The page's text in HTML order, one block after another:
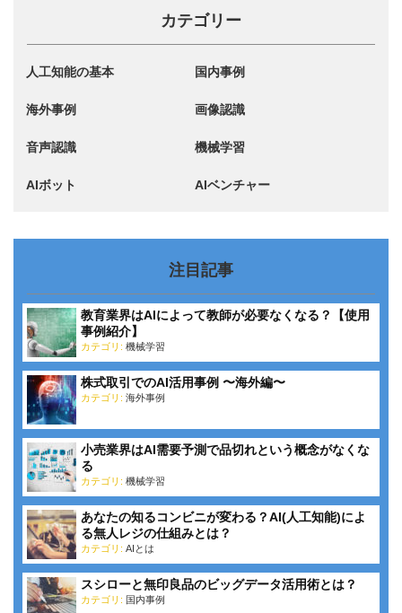
カテゴリー
人工知能の基本 国内事例
海外事例 画像認識
音声認識 機械学習
AIボット AIベンチャー
注目記事
教育業界はAIによって教師が必要なくなる？【使用
事例紹介】
カテゴリ: 機械学習
株式取引でのAI活用事例 〜海外編〜
カテゴリ: 海外事例
小売業界はAI需要予測で品切れという概念がなくな
る
カテゴリ: 機械学習
あなたの知るコンビニが変わる？AI(人工知能)によ
る無人レジの仕組みとは？
カテゴリ: AIとは
スシローと無印良品のビッグデータ活用術とは？
カテゴリ: 国内事例